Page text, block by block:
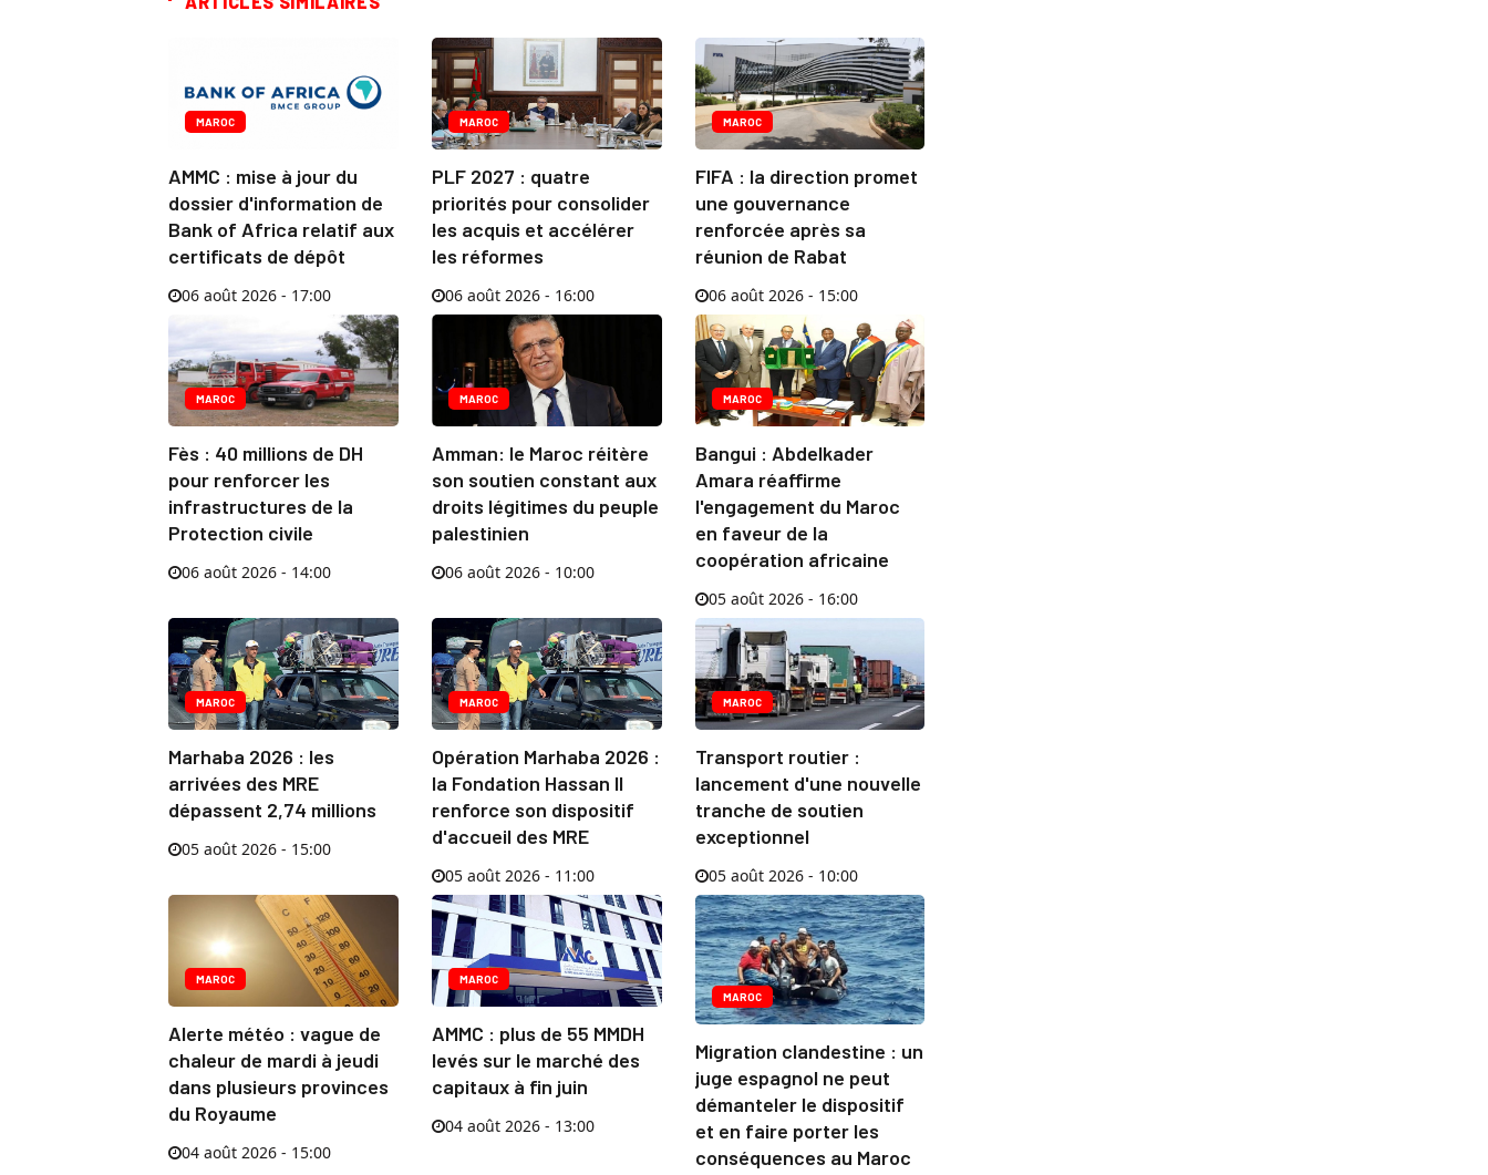
MAROC
AMMC : mise à jour du
dossier d'information de
Bank of Africa relatif aux
certificats de dépôt
06 août 2026 - 17:00
MAROC
PLF 2027 : quatre
priorités pour consolider
les acquis et accélérer
les réformes
06 août 2026 - 16:00
MAROC
FIFA : la direction promet
une gouvernance
renforcée après sa
réunion de Rabat
06 août 2026 - 15:00
MAROC
Fès : 40 millions de DH
pour renforcer les
infrastructures de la
Protection civile
06 août 2026 - 14:00
MAROC
Amman: le Maroc réitère
son soutien constant aux
droits légitimes du peuple
palestinien
06 août 2026 - 10:00
MAROC
Bangui : Abdelkader
Amara réaffirme
l'engagement du Maroc
en faveur de la
coopération africaine
05 août 2026 - 16:00
MAROC
Marhaba 2026 : les
arrivées des MRE
dépassent 2,74 millions
05 août 2026 - 15:00
MAROC
Opération Marhaba 2026 :
la Fondation Hassan II
renforce son dispositif
d'accueil des MRE
05 août 2026 - 11:00
MAROC
Transport routier :
lancement d'une nouvelle
tranche de soutien
exceptionnel
05 août 2026 - 10:00
MAROC
Alerte météo : vague de
chaleur de mardi à jeudi
dans plusieurs provinces
du Royaume
04 août 2026 - 15:00
MAROC
AMMC : plus de 55 MMDH
levés sur le marché des
capitaux à fin juin
04 août 2026 - 13:00
MAROC
Migration clandestine : un
juge espagnol ne peut
démanteler le dispositif
et en faire porter les
conséquences au Maroc